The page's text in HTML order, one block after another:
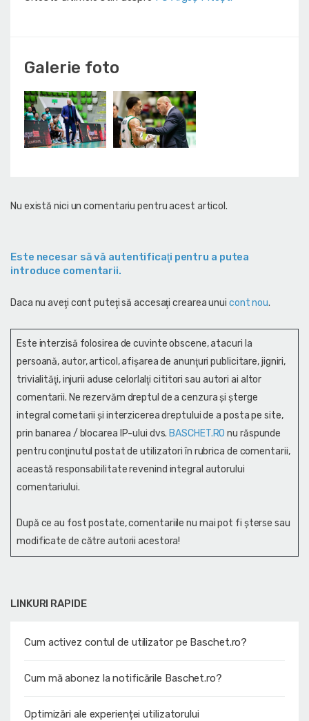
LINKURI RAPIDE
Cum activez contul de utilizator pe Baschet.ro?
Cum mă abonez la notificările Baschet.ro?
Optimizări ale experienței utilizatorului
Galerie foto
Nu există nici un comentariu pentru acest articol.
Este necesar să vă autentificaţi pentru a putea
introduce comentarii.
Daca nu aveţi cont puteţi să accesaţi crearea unui cont nou.
Este interzisă folosirea de cuvinte obscene, atacuri la
persoană, autor, articol, afişarea de anunţuri publicitare, jigniri,
trivialităţi, injurii aduse celorlalţi cititori sau autori ai altor
comentarii. Ne rezervăm dreptul de a cenzura și şterge
integral cometarii și interzicerea dreptului de a posta pe site,
prin banarea / blocarea IP-ului dvs. BASCHET.RO nu răspunde
pentru conţinutul postat de utilizatori în rubrica de comentarii,
această responsabilitate revenind integral autorului
comentariului.
După ce au fost postate, comentariile nu mai pot fi șterse sau
modificate de către autorii acestora!